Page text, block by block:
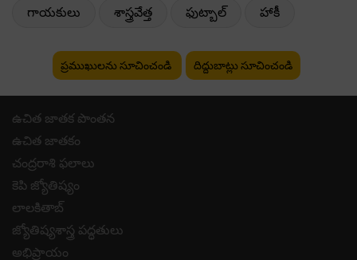
గాయకులు శాస్త్రవేత్త ఫుట్బాల్ హాకీ
ప్రముఖులను సూచించండి దిద్దుబాట్లు సూచించండి
ఉచిత జాతక పొంతన
ఉచిత జాతకం
చంద్రరాశి ఫలాలు
కెపి జ్యోతిష్యం
లాలకితాబ్
జ్యోతిష్యశాస్త్ర పద్ధతులు
అభిప్రాయం